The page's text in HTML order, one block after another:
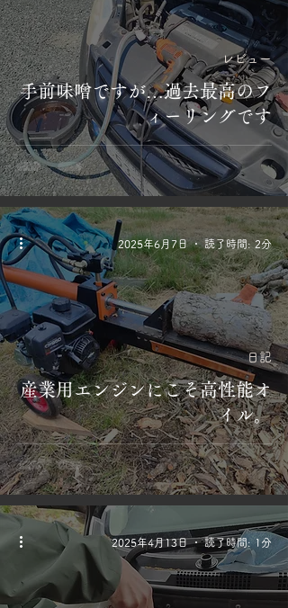
手前味噌ですが…過去最高のフ
ィーリングです
レビュー
産業用エンジンにこそ高性能オ
イル。
日記
2025年6月7日 読了時間: 2分
2025年4月13日 読了時間: 1分